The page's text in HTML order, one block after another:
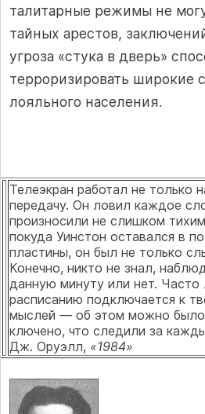
талитарные режимы не
тайных арестов,
угроза «стука в дверь»
терроризировать широкие
лояльного населения.
Телеэкран работал не только
передачу. Он ловил каждое
произносили не слишком
покуда Уинстон оставался в
пласти­ны, он был не только
Конечно, никто не знал,
данную минуту или нет. Часто
расписанию подключается к
мыслей — об этом можно
ключено, что следили за
Дж. Оруэлл, «1984»